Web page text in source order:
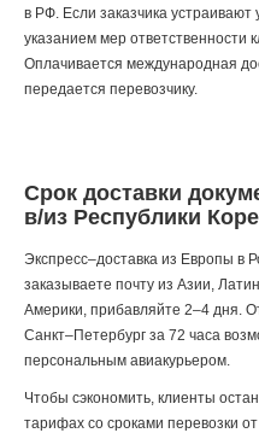
в РФ. Если заказчика устраивают
указанием мер ответственности
Оплачивается международная
передается перевозчику.
Срок доставки
в/из Республики
Экспресс–доставка из Европы в
заказываете почту из Азии,
Америки, прибавляйте 2–4 дня.
Санкт–Петербург за 72 часа
персональным авиакурьером.
Чтобы сэкономить, клиенты
тарифах со сроками перевозки